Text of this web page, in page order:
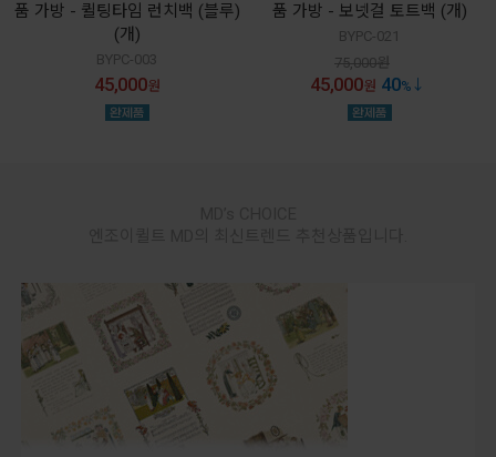
품 가방 - 퀼팅타임 런치백 (블루)
(개)
BYPC-003
45,000원
품 가방 - 보넷걸 토트백 (개)
BYPC-021
75,000원
45,000원 40%